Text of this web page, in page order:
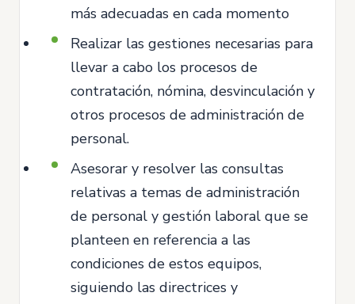
más adecuadas en cada momento
Realizar las gestiones necesarias para
llevar a cabo los procesos de
contratación, nómina, desvinculación y
otros procesos de administración de
personal.
Asesorar y resolver las consultas
relativas a temas de administración
de personal y gestión laboral que se
planteen en referencia a las
condiciones de estos equipos,
siguiendo las directrices y